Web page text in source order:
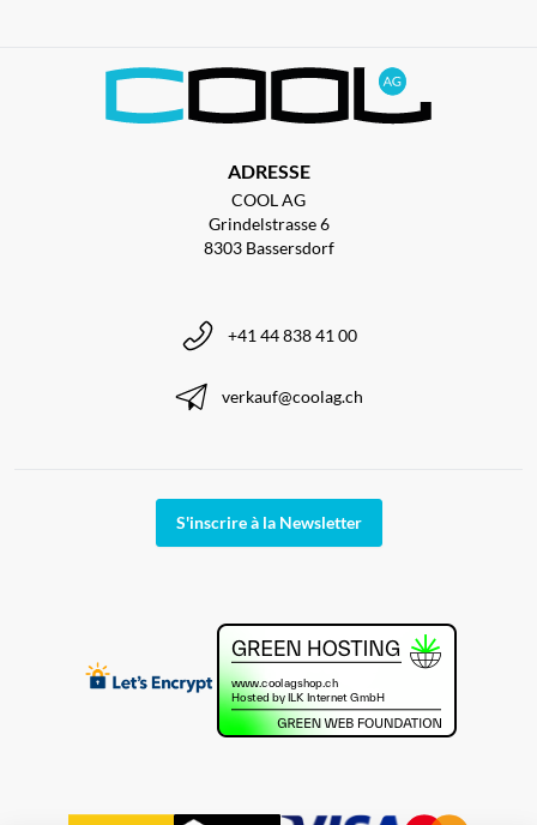
ADRESSE
COOL AG
Grindelstrasse 6
8303 Bassersdorf
+41 44 838 41 00
verkauf@coolag.ch
S'inscrire à la Newsletter